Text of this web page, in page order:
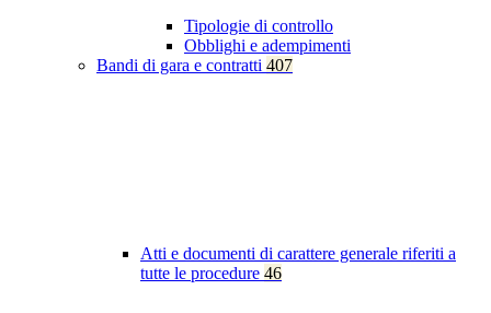
Tipologie di controllo
Obblighi e adempimenti
Bandi di gara e contratti 407
Atti e documenti di carattere generale riferiti a
tutte le procedure 46